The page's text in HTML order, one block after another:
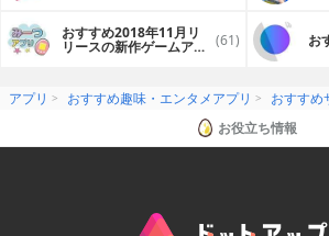
おすすめ2018年11月リ
リースの新作ゲームアプ (61) お
アプリ おすすめ趣味・エンタメアプリ おすすめ
お役立ち情報